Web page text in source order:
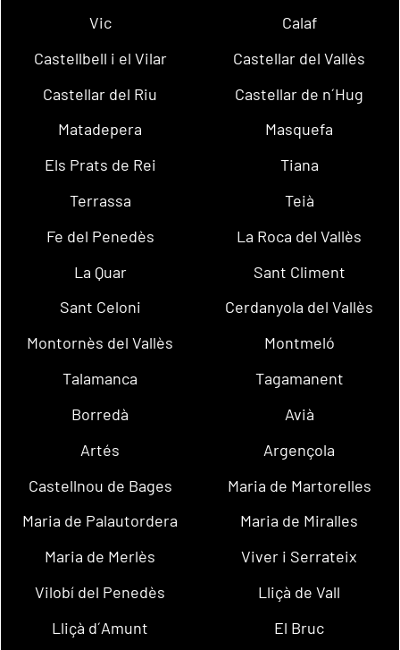
Vic
Calaf
Castellbell i el Vilar
Castellar del Vallès
Castellar del Riu
Castellar de n´Hug
Matadepera
Masquefa
Els Prats de Rei
Tiana
Terrassa
Teià
Fe del Penedès
La Roca del Vallès
La Quar
Sant Climent
Sant Celoni
Cerdanyola del Vallès
Montornès del Vallès
Montmeló
Talamanca
Tagamanent
Borredà
Avià
Artés
Argençola
Castellnou de Bages
Maria de Martorelles
Maria de Palautordera
Maria de Miralles
Maria de Merlès
Viver i Serrateix
Vilobí del Penedès
Lliçà de Vall
Lliçà d´Amunt
El Bruc